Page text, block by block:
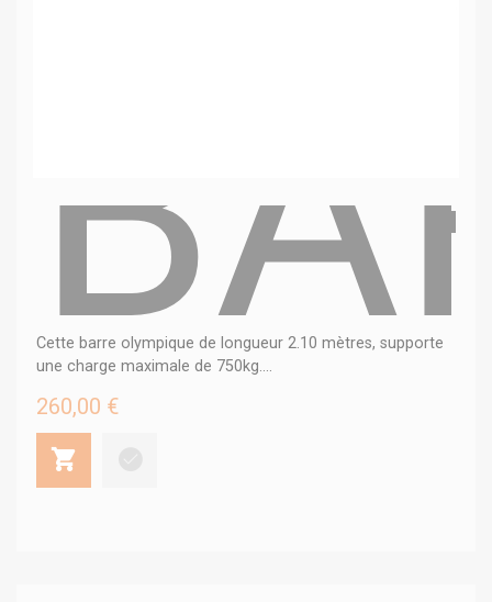
Cette barre olympique de longueur 2.10 mètres, supporte
une charge maximale de 750kg....
260,00 €